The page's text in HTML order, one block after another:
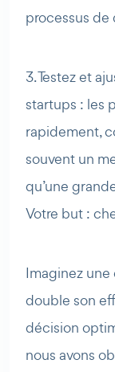
processus
3. Testez et
startups : les
rapidement,
souvent un
qu’une
Votre but :
Imaginez une
double son
décision
nous avons